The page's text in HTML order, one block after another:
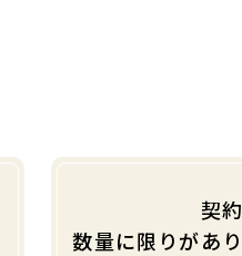
契
数量に限りがあ